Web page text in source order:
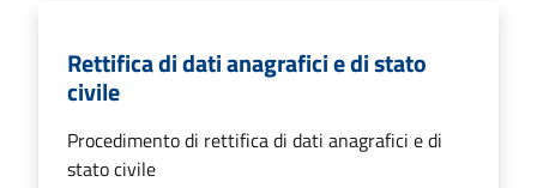
Rettifica di dati anagrafici e di stato
civile
Procedimento di rettifica di dati anagrafici e di
stato civile